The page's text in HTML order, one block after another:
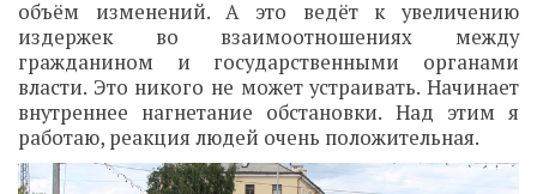
объём изменений. А это ведёт к увеличению
издержек во взаимоотношениях между
гражданином и государственными органами
власти. Это никого не может устраивать. Начинает
внутреннее нагнетание обстановки. Над этим я
работаю, реакция людей очень положительная.